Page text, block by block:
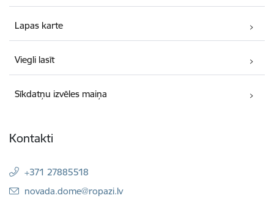
Lapas karte
Viegli lasīt
Sīkdatņu izvēles maiņa
Kontakti
+371 27885518
E-pasts:
novada.dome@ropazi.lv